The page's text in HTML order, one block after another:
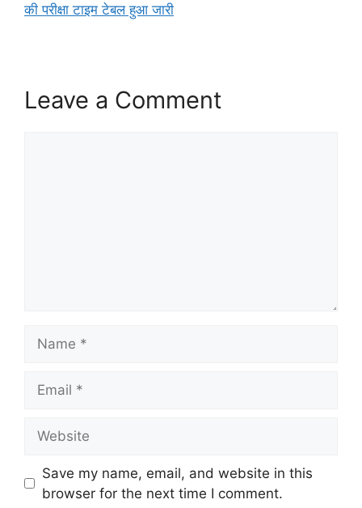
की परीक्षा टाइम टेबल हुआ जारी
Leave a Comment
Save my name, email, and website in this
browser for the next time I comment.